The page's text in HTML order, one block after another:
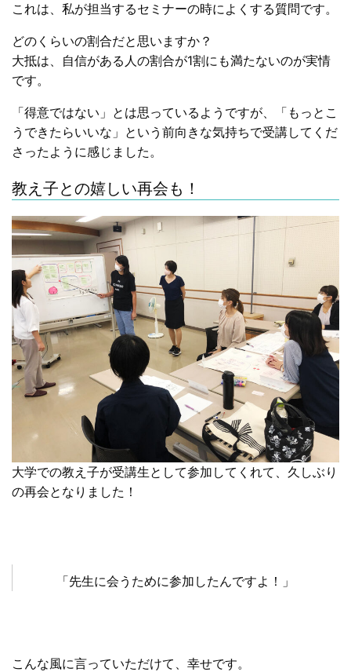
これは、私が担当するセミナーの時によくする質問です。
どのくらいの割合だと思いますか？
大抵は、自信がある人の割合が1割にも満たないのが実情
です。
「得意ではない」とは思っているようですが、「もっとこ
うできたらいいな」という前向きな気持ちで受講してくだ
さったように感じました。
教え子との嬉しい再会も！
大学での教え子が受講生として参加してくれて、久しぶり
の再会となりました！
「先生に会うために参加したんですよ！」
こんな風に言っていただけて、幸せです。